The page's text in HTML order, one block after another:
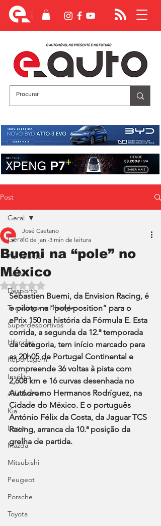
Post
Geral
Ao Volante
Teste
Desporto
Tecnologia e Lifestyle
Superdesportivos
Híbridos
Reportagem
Insólito
Alfa Romeo
Kia
Lexus
Mazda
Mitsubishi
Peugeot
Porsche
Toyota
Geral
Buemi na “pole” no
México
José Caetano
10 de jan. 3 min de leitura
Avaliado com NaN de 5 estrelas.
Sébastien Buemi, da Envision Racing, é
o piloto na “pole position” para o
ePrix 150 na história da Fórmula E. Esta
corrida, a segunda da 12.ª temporada
da categoria, tem início marcado para
as 20h05 de Portugal Continental e
compreende 36 voltas à pista com
2,608 km e 16 curvas desenhada no
Autódromo Hermanos Rodríguez, na
Cidade do México. E o português
António Félix da Costa, da Jaguar TCS
Racing, arranca da 10.ª posição da
grelha de partida.